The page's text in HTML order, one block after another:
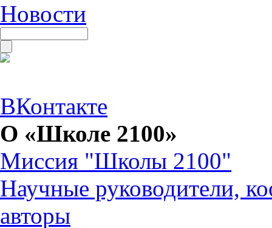
Новости
ВКонтакте
О «Школе 2100»
Миссия "Школы 2100"
Научные руководители,
авторы